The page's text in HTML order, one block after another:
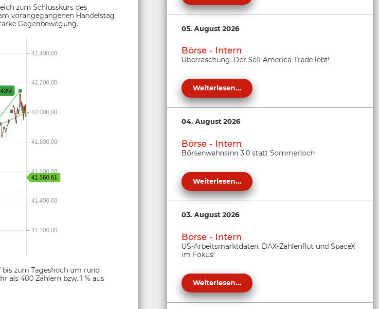
zum Schlusskurs des
vorangegangenen Handelstag
Gegenbewegung.
bis zum Tageshoch um rund
als 400 Zählern bzw. 1 % aus
05. August 2026
Börse - Intern
Überraschung: Der Sell-America-Trade lebt!
Weiterlesen...
04. August 2026
Börse - Intern
Börsenwahnsinn 3.0 statt Sommerloch
Weiterlesen...
03. August 2026
Börse - Intern
US-Arbeitsmarktdaten, DAX-Zahlenflut und SpaceX
im Fokus!
Weiterlesen...